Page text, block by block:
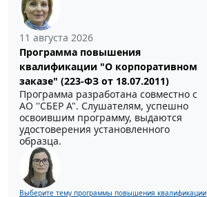
11 августа 2026
Программа повышения
квалификации "О корпоративном
заказе" (223-ФЗ от 18.07.2011)
Программа разработана совместно с
АО ''СБЕР А". Слушателям, успешно
освоившим программу, выдаются
удостоверения установленного
образца.
Выберите тему программы повышения квалификации